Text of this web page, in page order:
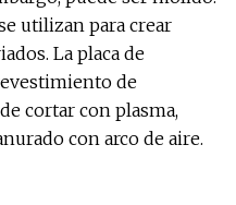
utilizan para crear
La placa de
de
cortar con plasma,
con arco de aire.